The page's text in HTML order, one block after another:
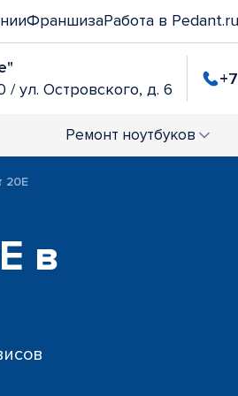
ФраншизаРабота в Pedant.ru
/ ул. Островского, д. 6
Ремонт ноутбуков
20E
в